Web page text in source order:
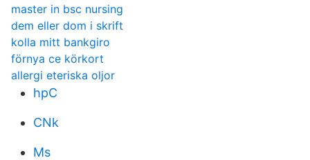
master in bsc nursing
dem eller dom i skrift
kolla mitt bankgiro
förnya ce körkort
allergi eteriska oljor
hpC
CNk
Ms